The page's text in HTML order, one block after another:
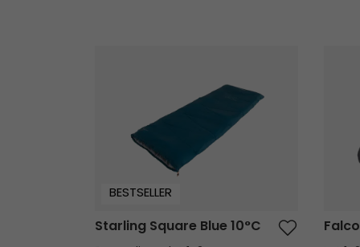
BESTSELLER
Starling Square Blue 10°C